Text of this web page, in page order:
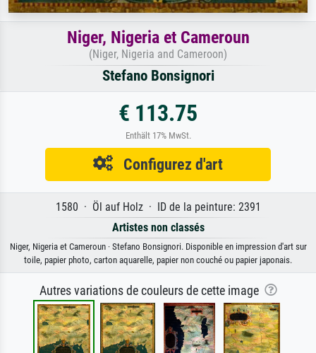
Niger, Nigeria et Cameroun
(Niger, Nigeria and Cameroon)
Stefano Bonsignori
€ 113.75
Enthält 17% MwSt.
Configurez d'art
1580 · Öl auf Holz · ID de la peinture: 2391
Artistes non classés
Niger, Nigeria et Cameroun · Stefano Bonsignori. Disponible en impression d'art sur
toile, papier photo, carton aquarelle, papier non couché ou papier japonais.
Autres variations de couleurs de cette image